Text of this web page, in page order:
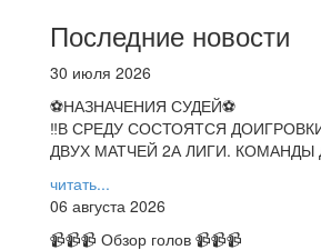
Последние новости
30 июля 2026
⚽НАЗНАЧЕНИЯ СУДЕЙ⚽
‼В СРЕДУ СОСТОЯТСЯ
ДВУХ МАТЧЕЙ 2А ЛИГИ.
читать...
06 августа 2026
📹📹📹 Обзор голов 📹📹📹